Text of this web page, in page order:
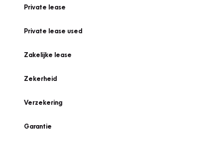
Private lease
Private lease used
Zakelijke lease
Zekerheid
Verzekering
Garantie